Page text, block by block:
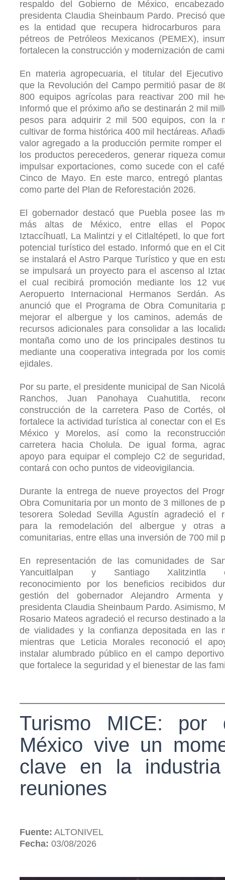
respaldo del Gobierno de México,
presidenta Claudia Sheinbaum Pardo. Precisó
es la entidad que recupera hidrocarburos para
pétreos de Petróleos Mexicanos (PEMEX),
fortalecen la construcción y modernización de
En materia agropecuaria, el titular del
que la Revolución del Campo permitió pasar de
800 equipos agrícolas para reactivar 200 mil
Informó que el próximo año se destinarán 2 mil
pesos para adquirir 2 mil 500 equipos, con la
cultivar de forma histórica 400 mil hectáreas.
valor agregado a la producción permite romper el
los productos perecederos, generar riqueza
impulsar exportaciones, como sucede con el
Cinco de Mayo. En este marco, entregó plantas
como parte del Plan de Reforestación 2026.
El gobernador destacó que Puebla posee las
más altas de México, entre ellas el
Iztaccíhuatl, La Malintzi y el Citlaltépetl, lo que
potencial turístico del estado. Informó que en el
se instalará el Astro Parque Turístico y que en
se impulsará un proyecto para el ascenso al
el cual recibirá promoción mediante los 12
Aeropuerto Internacional Hermanos Serdán.
anunció que el Programa de Obra Comunitaria
mejorar el albergue y los caminos, además de
recursos adicionales para consolidar a las
montaña como uno de los principales destinos
mediante una cooperativa integrada por los
ejidales.
Por su parte, el presidente municipal de San
Ranchos, Juan Panohaya Cuahutitla,
construcción de la carretera Paso de Cortés,
fortalece la actividad turística al conectar con el
México y Morelos, así como la
carretera hacia Cholula. De igual forma,
apoyo para equipar el complejo C2 de
contará con ocho puntos de videovigilancia.
Durante la entrega de nueve proyectos del
Obra Comunitaria por un monto de 3 millones de
tesorera Soledad Sevilla Agustín agradeció el
para la remodelación del albergue y otras
comunitarias, entre ellas una inversión de 700 mil
En representación de las comunidades de
Yancuitlalpan y Santiago Xalitzintla
reconocimiento por los beneficios recibidos
gestión del gobernador Alejandro Armenta
presidenta Claudia Sheinbaum Pardo. Asimismo,
Rosario Mateos agradeció el recurso destinado a
de vialidades y la confianza depositada en las
mientras que Leticia Morales reconoció el
instalar alumbrado público en el campo
que fortalece la seguridad y el bienestar de las
Turismo MICE: por
México vive un
clave en la
reuniones
Fuente: ALTONIVEL
Fecha: 03/08/2026